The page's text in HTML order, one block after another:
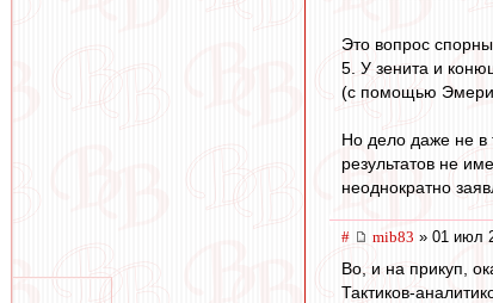
Это вопрос
5. У зенита и
(с помощью Эмери)
Но дело даже не в
результатов не
неоднократно
# mib83 » 01 июл
Во, и на прикуп,
Тактиков-